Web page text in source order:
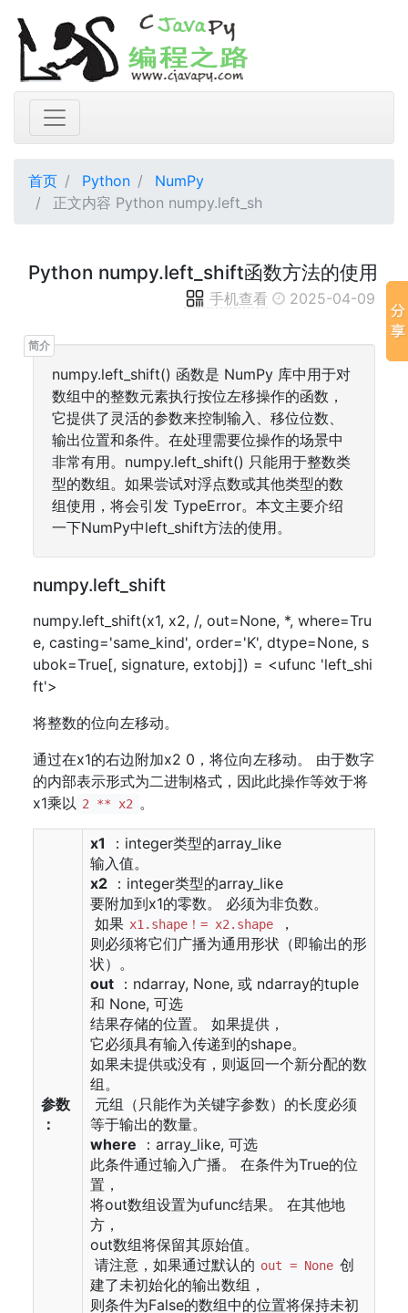
首页 Python
NumPy
正文内容 Python numpy.left_sh
Python numpy.left_shift函数方法的使用
手机查看 2025-04-09
numpy.left_shift() 函数是 NumPy 库中用于对
数组中的整数元素执行按位左移操作的函数，
它提供了灵活的参数来控制输入、移位位数、
输出位置和条件。在处理需要位操作的场景中
非常有用。numpy.left_shift() 只能用于整数类
型的数组。如果尝试对浮点数或其他类型的数
组使用，将会引发 TypeError。本文主要介绍
一下NumPy中left_shift方法的使用。
numpy.left_shift
numpy.left_shift(x1, x2, /, out=None, *, where=Tru
e, casting='same_kind', order='K', dtype=None, s
ubok=True[, signature, extobj]) = <ufunc 'left_shi
ft'>
将整数的位向左移动。
通过在x1的右边附加x2 0，将位向左移动。 由于数字
的内部表示形式为二进制格式，因此此操作等效于将
x1乘以 2 ** x2 。
参数
：
x1 ：integer类型的array_like
输入值。
x2 ：integer类型的array_like
要附加到x1的零数。 必须为非负数。
如果 x1.shape！= x2.shape
，
则必须将它们广播为通用形状（即输出的形
状）。
out ：ndarray, None, 或 ndarray的tuple
和 None, 可选
结果存储的位置。 如果提供，
它必须具有输入传递到的shape。
如果未提供或没有，则返回一个新分配的数
组。
元组（只能作为关键字参数）的长度必须
等于输出的数量。
where ：array_like, 可选
此条件通过输入广播。 在条件为True的位
置，
将out数组设置为ufunc结果。 在其他地
方，
out数组将保留其原始值。
请注意，如果通过默认的 out = None 创
建了未初始化的输出数组，
则条件为False的数组中的位置将保持未初